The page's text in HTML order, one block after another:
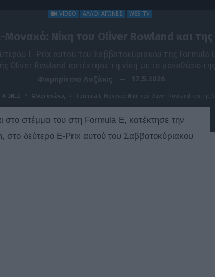
VIDEO ΆΛΛΟΙ ΑΓΏΝΕΣ WEB TV
Μονακό: Νίκη του Oliver Rowland και
E-Prix αυτού του Σαββατοκύριακου της Formula
Oliver Rowland κατέκτησε τη νίκη με το μονοθέσιο
Φαμπρίτσιο Λαζάκις 17.5.2026
ΑΓΩΝΕΣ Άλλοι αγώνες Formula E-Μονακό: Νίκη του Oliver Rowland και της
στέμμα του στη Formula E, κατέκτησε την
στο δεύτερο E-Prix αυτού του Σαββατοκύριακου